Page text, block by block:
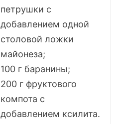
петрушки с
добавлением одной
столовой ложки
майонеза;
100 г баранины;
200 г фруктового
компота с
добавлением ксилита.